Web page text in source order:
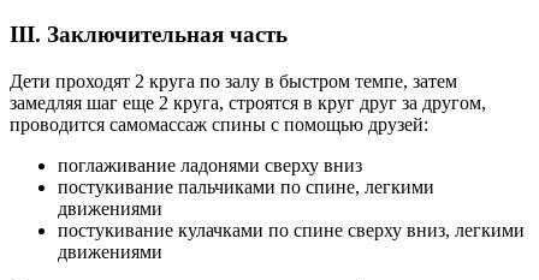
III. Заключительная часть
Дети проходят 2 круга по залу в быстром темпе, затем
замедляя шаг еще 2 круга, строятся в круг друг за другом,
проводится самомассаж спины с помощью друзей:
поглаживание ладонями сверху вниз
постукивание пальчиками по спине, легкими
движениями
постукивание кулачками по спине сверху вниз, легкими
движениями